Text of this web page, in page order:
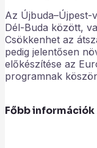
Az Újbuda–Újpest-
Dél-Buda között,
Csökkenhet az
pedig jelentősen
előkészítése az
programnak
Főbb információk